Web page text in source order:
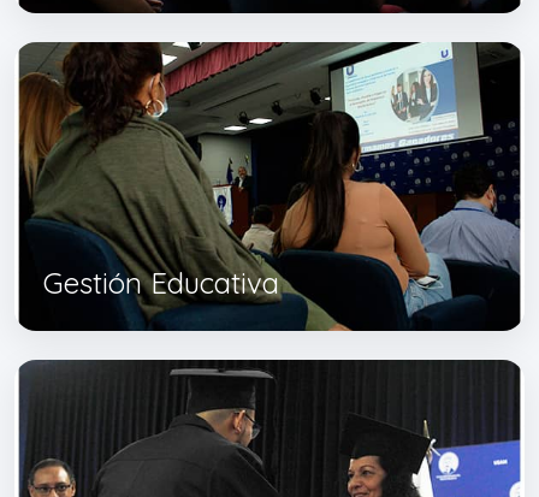
Gestión Educativa